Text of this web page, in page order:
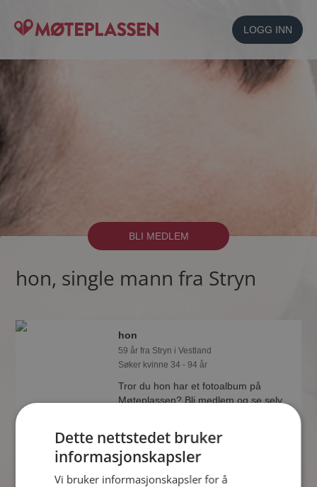
LOGG INN
BLI MEDLEM
hon, single mann fra Stryn
hon
59 år fra Stryn i Vestland
Søker kvinne 34 - 94 år
Tror du hon har et fotoalbum på
Møteplassen? Bli medlem og se selv.
Dette nettstedet bruker
informasjonskapsler
Vi bruker informasjonskapsler for å